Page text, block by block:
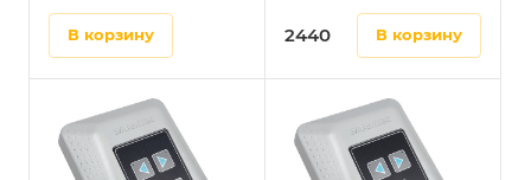
в корзину 2440 в корзину